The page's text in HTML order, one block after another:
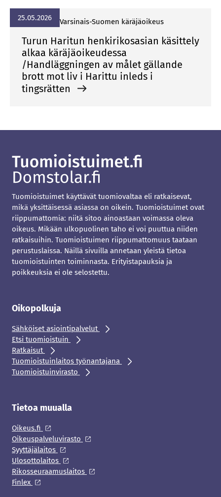
25.05.2026 Var­si­nais-Suo­men kä­rä­jä­oi­keus
Turun Haritun henkirikosasian käsittely
alkaa käräjäoikeudessa
/Handläggningen av målet gällande
brott mot liv i Harittu inleds i
tingsrätten
Tuomioistuimet käyttävät tuomiovaltaa eli ratkaisevat,
mikä yksittäisessä asiassa on oikein. Tuomioistuimet ovat
riippumattomia: niitä sitoo ainoastaan voimassa oleva
oikeus. Mikään ulkopuolinen taho ei voi puuttua niiden
ratkaisuihin. Tuomioistuimen riippumattomuus taataan
perustuslaissa. Näillä sivuilla annetaan yleistä tietoa
tuomioistuinten toiminnasta. Erityistapauksia ja
poikkeuksia ei ole selostettu.
Oikopolkuja
Sähköiset asiointipalvelut
Etsi tuomioistuin
Ratkaisut
Tuomioistuinlaitos työnantajana
Tuomioistuinvirasto
Tietoa muualla
Oikeus.fi
Oikeuspalveluvirasto
Syyttäjälaitos
Ulosottolaitos
Rikosseuraamuslaitos
Finlex